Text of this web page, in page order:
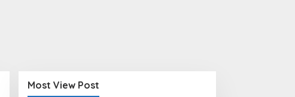
Most View Post